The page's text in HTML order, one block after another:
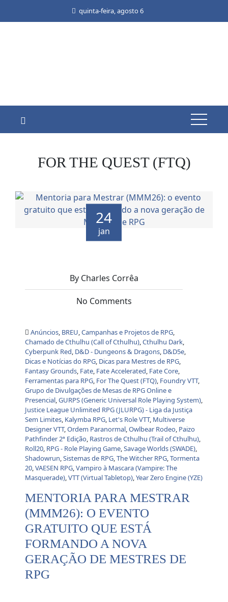
quinta-feira, agosto 6
FOR THE QUEST (FTQ)
24
jan
By Charles Corrêa
No Comments
Anúncios, BREU,Campanhas e Projetos de RPG,
Chamado de Cthulhu (Call of Cthulhu),Cthulhu Dark,
Cyberpunk Red, D&D - Dungeons & Dragons, D&D5e,
Dicas e Notícias do RPG, Dicas para Mestres de RPG,
Fantasy Grounds, Fate, Fate Accelerated, Fate Core,
Ferramentas para RPG, For The Quest (FTQ), Foundry VTT,
Grupo de Divulgações de Mesas de RPG Online e
Presencial,GURPS (Generic Universal Role Playing System),
Justice League Unlimited RPG (JLURPG) - Liga da Justiça
Sem Limites, Kalymba RPG, Let's Role VTT, Multiverse
Designer VTT,Ordem Paranormal,Owlbear Rodeo, Paizo
Pathfinder 2ª Edição, Rastros de Cthulhu (Trail of Cthulhu),
Roll20, RPG - Role Playing Game,Savage Worlds (SWADE),
Shadowrun,Sistemas de RPG,The Witcher RPG,Tormenta
20,VAESEN RPG,Vampiro à Mascara (Vampire: The
Masquerade),VTT (Virtual Tabletop),Year Zero Engine (YZE)
MENTORIA PARA MESTRAR
(MMM26): O EVENTO
GRATUITO QUE ESTÁ
FORMANDO A NOVA
GERAÇÃO DE MESTRES DE
RPG